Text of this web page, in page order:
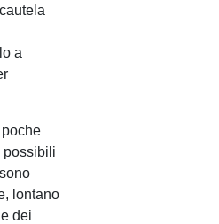
a
possibili
lontano
dei